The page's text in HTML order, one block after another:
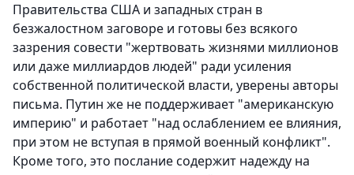
Правительства США и западных стран в
безжалостном заговоре и готовы без всякого
зазрения совести "жертвовать жизнями миллионов
или даже миллиардов людей" ради усиления
собственной политической власти, уверены авторы
письма. Путин же не поддерживает "американскую
империю" и работает "над ослаблением ее влияния,
при этом не вступая в прямой военный конфликт".
Кроме того, это послание содержит надежду на